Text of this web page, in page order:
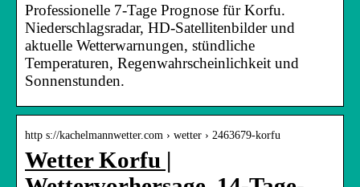
Professionelle 7-Tage Prognose für Korfu.
Niederschlagsradar, HD-Satellitenbilder und
aktuelle Wetterwarnungen, stündliche
Temperaturen, Regenwahrscheinlichkeit und
Sonnenstunden.
http s://kachelmannwetter.com › wetter › 2463679-korfu
Wetter Korfu |